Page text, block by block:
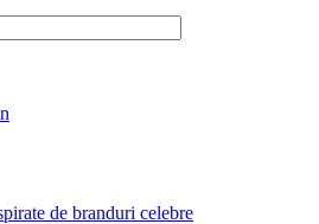
de branduri celebre